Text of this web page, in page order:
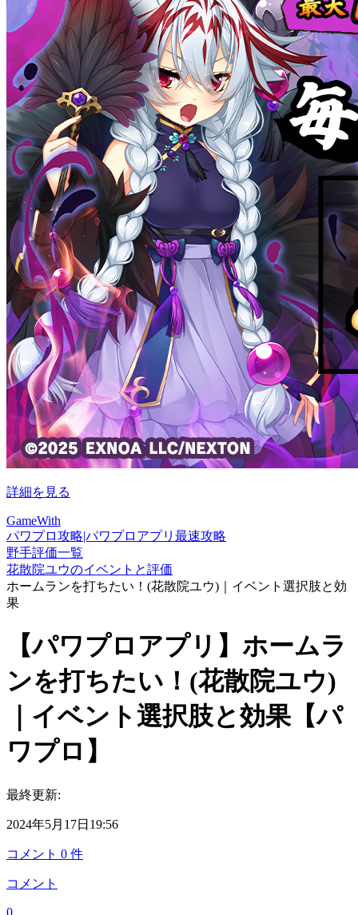
詳細を見る
GameWith
パワプロ攻略|パワプロアプリ最速攻略
野手評価一覧
花散院ユウのイベントと評価
ホームランを打ちたい！(花散院ユウ)｜イベント選択肢と効
果
【パワプロアプリ】ホームラ
ンを打ちたい！(花散院ユウ)
｜イベント選択肢と効果【パ
ワプロ】
最終更新:
2024年5月17日19:56
コメント 0 件
コメント
0